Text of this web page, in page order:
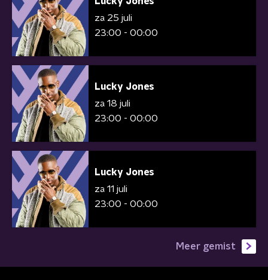
za 25 juli
23:00 - 00:00
Lucky Jones
za 18 juli
23:00 - 00:00
Lucky Jones
za 11 juli
23:00 - 00:00
Meer gemist